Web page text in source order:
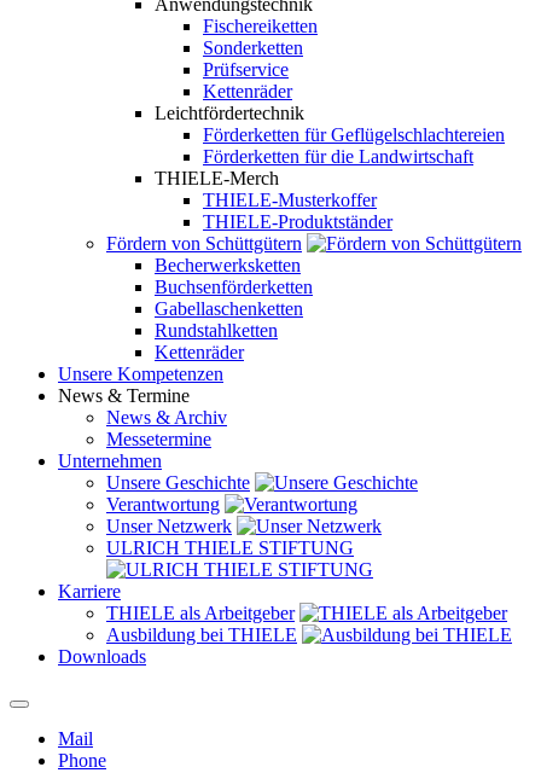
Anwendungstechnik
Fischereiketten
Sonderketten
Prüfservice
Kettenräder
Leichtfördertechnik
Förderketten für Geflügelschlachtereien
Förderketten für die Landwirtschaft
THIELE-Merch
THIELE-Musterkoffer
THIELE-Produktständer
Fördern von Schüttgütern
Becherwerksketten
Buchsenförderketten
Gabellaschenketten
Rundstahlketten
Kettenräder
Unsere Kompetenzen
News & Termine
News & Archiv
Messetermine
Unternehmen
Unsere Geschichte
Verantwortung
Unser Netzwerk
ULRICH THIELE STIFTUNG
Karriere
THIELE als Arbeitgeber
Ausbildung bei THIELE
Downloads
Mail
Phone